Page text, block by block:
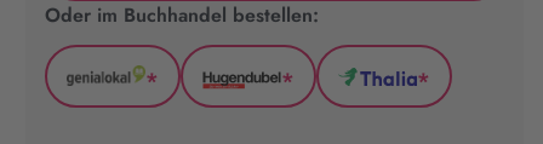
Oder im Buchhandel bestellen:
GenialLokal
*
Hugendubel
*
Thalia
*